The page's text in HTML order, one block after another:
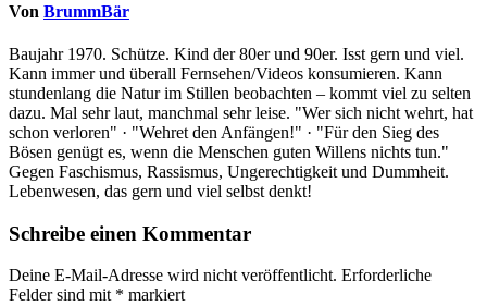
Von BrummBär
Baujahr 1970. Schütze. Kind der 80er und 90er. Isst gern und viel.
Kann immer und überall Fernsehen/Videos konsumieren. Kann
stundenlang die Natur im Stillen beobachten – kommt viel zu selten
dazu. Mal sehr laut, manchmal sehr leise. "Wer sich nicht wehrt, hat
schon verloren" · "Wehret den Anfängen!" · "Für den Sieg des
Bösen genügt es, wenn die Menschen guten Willens nichts tun."
Gegen Faschismus, Rassismus, Ungerechtigkeit und Dummheit.
Lebenwesen, das gern und viel selbst denkt!
Schreibe einen Kommentar
Deine E-Mail-Adresse wird nicht veröffentlicht. Erforderliche
Felder sind mit * markiert